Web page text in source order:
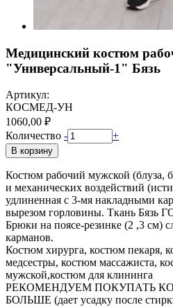
Медицинский костюм
"Универсальный-1" Бязь
Артикул:
КОСМЕД-УН
1060,00 ₽
Количество - +
В корзину
Костюм рабочий мужской (блуза,
и механических воздействий
удлиненная с 3-мя накладными
вырезом горловины. Ткань
Брюки на поясе-резинке (2 ,3 см)
карманов.
Костюм хирурга, костюм пекаря,
медсестры, костюм массажиста,
мужской,костюм для клининга
РЕКОМЕНДУЕМ ПОКУПАТЬ
БОЛЬШЕ (дает усадку после